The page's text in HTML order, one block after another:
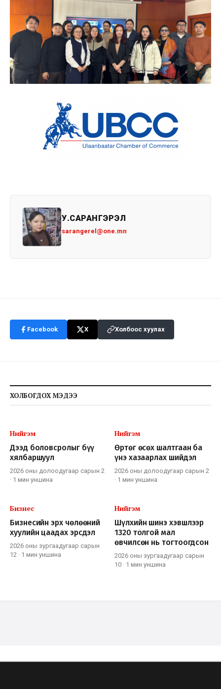
У.САРАНГЭРЭЛ
sarangerel@one.mn
Facebook X Холбоос хуулах
ХОЛБОГДОХ МЭДЭЭ
Нийгэм
Дээд боловсролыг бүү
хялбаршуул
2026 оны долоодугаар сарын 2
· 1 мин уншина
Нийгэм
Өртөг өсөх шалтгаан ба
үнэ хазаарлах шийдэл
2026 оны долоодугаар сарын 2
· 1 мин уншина
Бизнес
Бизнесийн эрх чөлөөний
хуулийн цаадах эрсдэл
2026 оны зургаадугаар сарын
12 · 1 мин уншина
Нийгэм
Шүлхийн шинэ хэвшлээр
1320 толгой мал
өвчилсөн нь тогтоогдсон
2026 оны зургаадугаар сарын
10 · 1 мин уншина